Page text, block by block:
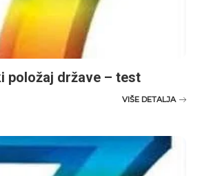
položaj države – test
VIŠE DETALJA